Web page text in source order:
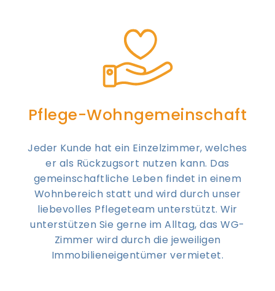
Pflege-Wohngemeinschaft
Jeder Kunde hat ein Einzelzimmer, welches
er als Rückzugsort nutzen kann. Das
gemeinschaftliche Leben findet in einem
Wohnbereich statt und wird durch unser
liebevolles Pflegeteam unterstützt. Wir
unterstützen Sie gerne im Alltag, das WG-
Zimmer wird durch die jeweiligen
Immobilieneigentümer vermietet.